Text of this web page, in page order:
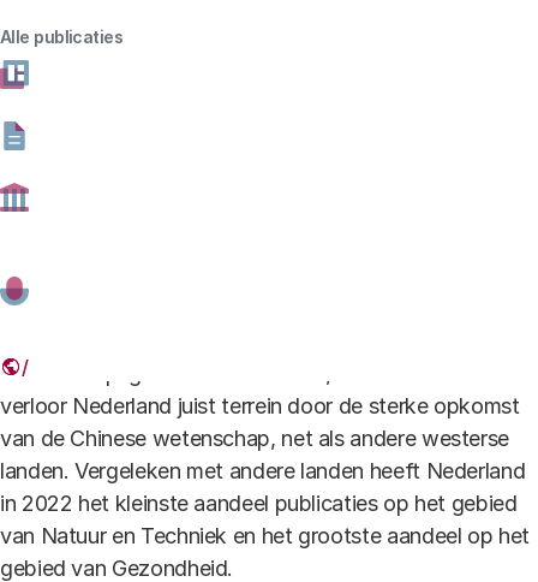
Alle publicaties
onderzoeksgebieden is Nederland, in internationaal
opzicht, actief? En hoe presteren Nederlandse
buitenland? We laten zien dat de Nederlandse
wetenschap zich de laatste jaren sterk heeft ontwikkeld
op het gebied van Gezondheid en Sociale
citatie-impact. De relatieve omvang van het aantal
publicaties steeg sterk in de sociale wetenschappen. Bij
wetenschapsgebieden Landbouw, Natuur en Techniek
verloor Nederland juist terrein door de sterke opkomst
van de Chinese wetenschap, net als andere westerse
landen. Vergeleken met andere landen heeft Nederland
in 2022 het kleinste aandeel publicaties op het gebied
van Natuur en Techniek en het grootste aandeel op het
gebied van Gezondheid.